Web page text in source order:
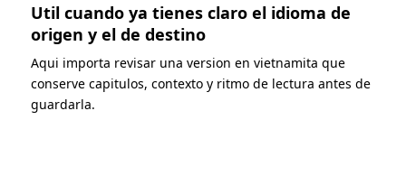
Util cuando ya tienes claro el idioma de
origen y el de destino
Aqui importa revisar una version en vietnamita que
conserve capitulos, contexto y ritmo de lectura antes de
guardarla.